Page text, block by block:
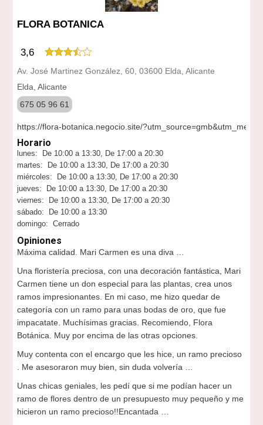
FLORA BOTANICA
3,6
Av. José Martinez González, 60, 03600 Elda, Alicante
Elda, Alicante
675 05 96 61
https://flora-botanica.negocio.site/
Horario
lunes: De 10:00 a 13:30, De 17:00 a 20:30
martes: De 10:00 a 13:30, De 17:00 a 20:30
miércoles: De 10:00 a 13:30, De 17:00 a 20:30
jueves: De 10:00 a 13:30, De 17:00 a 20:30
viernes: De 10:00 a 13:30, De 17:00 a 20:30
sábado: De 10:00 a 13:30
domingo: Cerrado
Opiniones
Máxima calidad. Mari Carmen es una diva …
Una floristería preciosa, con una decoración fantástica, Mari
Carmen tiene un don especial para las plantas, crea unos
ramos impresionantes. En mi caso, me hizo quedar de
categoría con un ramo para unas bodas de oro, que fue
impacatate. Muchísimas gracias. Recomiendo, Flora
Botánica. Muy por encima de las otras opciones.
Muy contenta con el encargo que les hice, un ramo precioso
. Me asesoraron muy bien, sin duda volvería …
Unas chicas geniales, les pedí que si me podían hacer un
ramo de flores dentro de un presupuesto muy pequeño y me
hicieron un ramo precioso!!Encantada …